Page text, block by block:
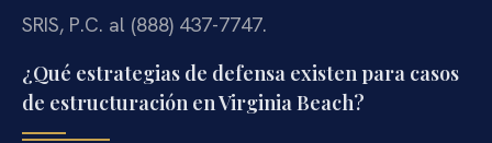
SRIS, P.C. al (888) 437-7747.
¿Qué estrategias de defensa existen para casos
de estructuración en Virginia Beach?